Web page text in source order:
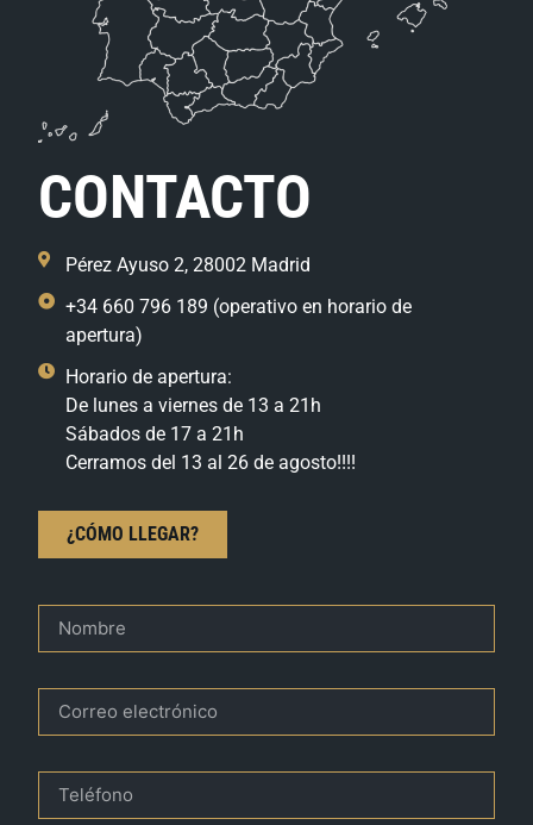
CONTACTO
Pérez Ayuso 2, 28002 Madrid
+34 660 796 189 (operativo en horario de
apertura)
Horario de apertura:
De lunes a viernes de 13 a 21h
Sábados de 17 a 21h
Cerramos del 13 al 26 de agosto!!!!
¿CÓMO LLEGAR?